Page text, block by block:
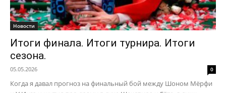
Новости
Итоги финала. Итоги турнира. Итоги
сезона.
05.05.2026 0
Когда я давал прогноз на финальный бой между Шоном Мёрфи